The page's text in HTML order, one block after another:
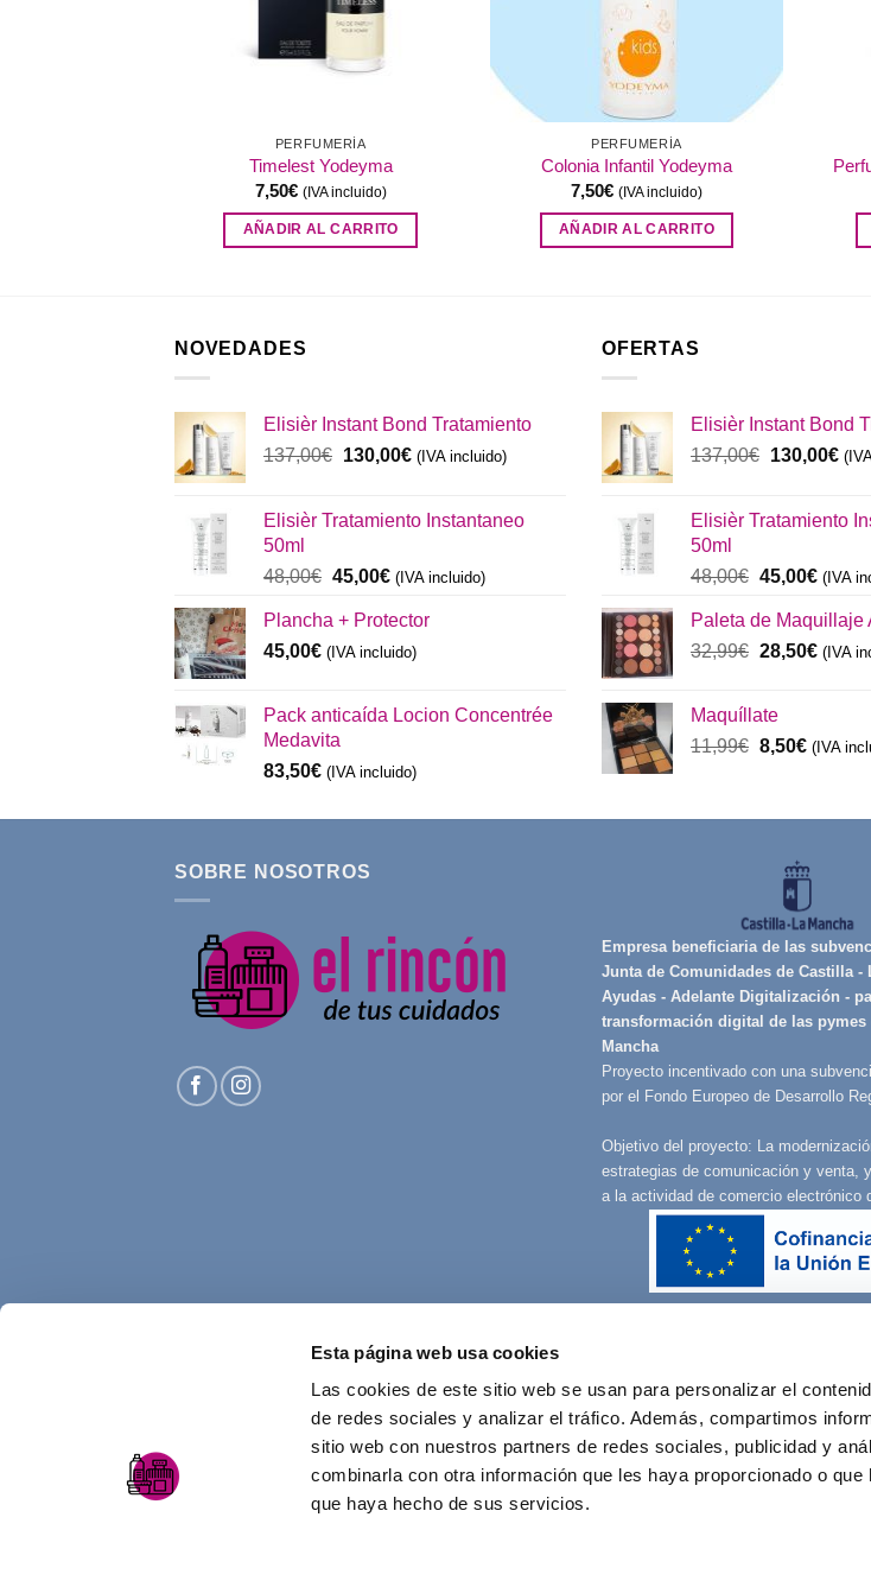
Esta página web usa cookies
Las cookies de este sitio web se usan para personalizar el
de redes sociales y analizar el tráfico. Además, compartimos
sitio web con nuestros partners de redes sociales, publicidad y
combinarla con otra información que les haya proporcionado o
que haya hecho de sus servicios.
PERFUMERÍA
Timelest Yodeyma
7,50€ (IVA incluido)
AÑADIR AL CARRITO
PERFUMERÍA
Colonia Infantil Yodeyma
7,50€ (IVA incluido)
AÑADIR AL CARRITO
NOVEDADES
Elisièr Instant Bond Tratamiento
137,00€ El
era:
130,00€El
es:
(IVA incluido)
Elisièr Tratamiento Instantaneo
50ml
48,00€ El
original
era:
45,00€El
actual
es:
(IVA incluido)
Plancha + Protector
45,00€ (IVA incluido)
Pack anticaída Locion Concentrée
Medavita
83,50€ (IVA incluido)
OFERTAS
Elisièr Instant Bond
137,00€ El
era:
130,00€El
es:
Elisièr Tratamiento
50ml
48,00€ El
original
era:
45,00€El
actual
es:
(IVA
Paleta de Maquillaje
32,99€ El
era:
32,99€.
28,50€El
(IVA
Maquíllate
11,99€ El
era:
8,50€El
es:
(IVA
SOBRE NOSOTROS
Empresa beneficiaria de las
Junta de Comunidades de Castilla -
Ayudas - Adelante Digitalización -
transformación digital de las pymes
Mancha
Proyecto incentivado con una
por el Fondo Europeo de Desarrollo
Objetivo del proyecto: La
estrategias de comunicación y venta,
a la actividad de comercio electrónico